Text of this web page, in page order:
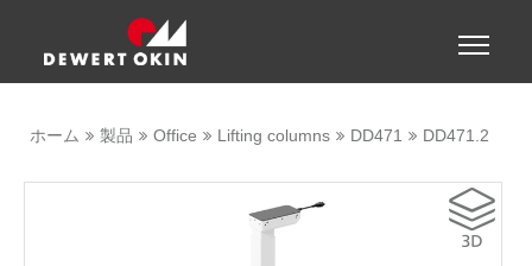
Toggle
ホーム 製品 Office Lifting columns DD471 DD471.2